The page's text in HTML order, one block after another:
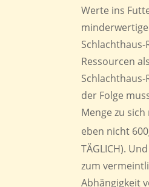
Werte ins
Ressourcen
der Folge
Menge zu
eben nicht
TÄGLICH).
zum
Abhängigkeit